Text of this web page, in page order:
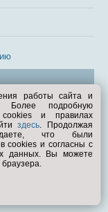
работы сайта и
Более подробную
и правилах
здесь. Продолжая
что были
cookies и согласны с
данных. Вы можете